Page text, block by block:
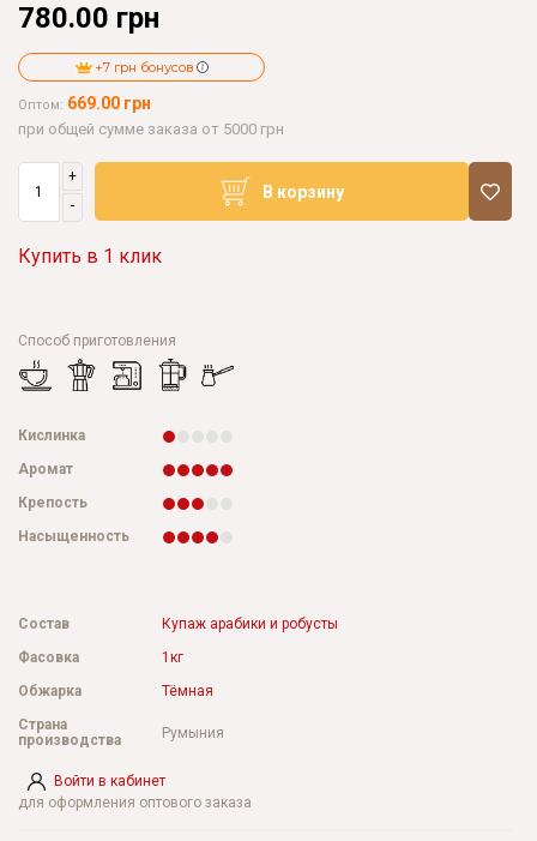
780.00 грн
+7 грн бонусов
Оптом: 669.00 грн
при общей сумме заказа от 5000 грн
+
-
В корзину
Купить в 1 клик
Способ приготовления
Кислинка
Аромат
Крепость
Насыщенность
Войти в кабинет
для оформления оптового заказа
Состав
Купаж арабики и робусты
Фасовка
1кг
Обжарка
Тёмная
Страна
производства
Румыния